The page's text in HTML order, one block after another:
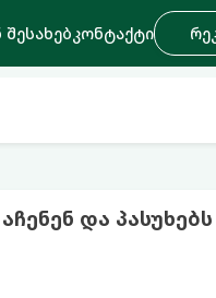
შესახებკონტაქტი
და